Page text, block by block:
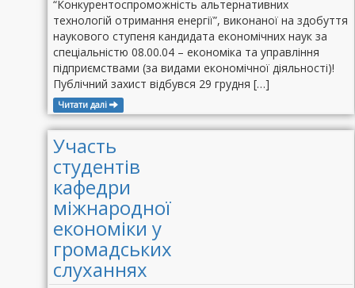
“Конкурентоспроможність альтернативних
технологій отримання енергії”, виконаної на здобуття
наукового ступеня кандидата економічних наук за
спеціальністю 08.00.04 – економіка та управління
підприємствами (за видами економічної діяльності)!
Публічний захист відбувся 29 грудня […]
Читати далі
Участь
студентів
кафедри
міжнародної
економіки у
громадських
слуханнях